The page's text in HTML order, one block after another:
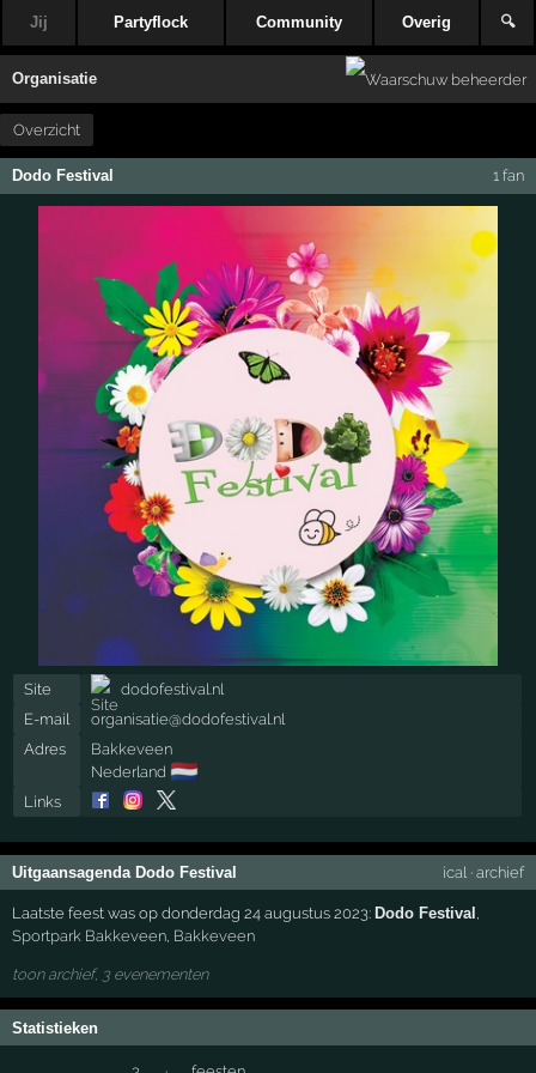
Jij Partyflock Community Overig 🔍
Organisatie
Overzicht
Dodo Festival 1 fan
Site
dodofestival.nl
E-mail
organisatie@dodofestival.nl
Adres
Bakkeveen
Nederland 🇳🇱
Links
Uitgaansagenda Dodo Festival ical · archief
Laatste feest was op donderdag 24 augustus 2023: Dodo Festival ,
Sportpark Bakkeveen, Bakkeveen
toon archief, 3 evenementen
Statistieken